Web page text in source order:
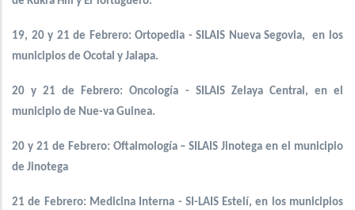
19, 20 y 21 de Febrero: Ortopedia - SILAIS Nueva Segovia, en los
municipios de Ocotal y Jalapa.
20 y 21 de Febrero: Oncología - SILAIS Zelaya Central, en el
municipio de Nue-va Guinea.
20 y 21 de Febrero: Oftalmología – SILAIS Jinotega en el municipio
de Jinotega
21 de Febrero: Medicina Interna - SI-LAIS Estelí, en los municipios